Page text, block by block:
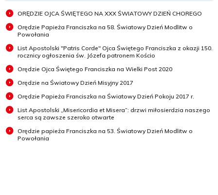
ORĘDZIE OJCA ŚWIĘTEGO NA XXX ŚWIATOWY DZIEŃ CHOREGO
Orędzie Papieża Franciszka na 58. Światowy Dzień Modlitw o
Powołania
List Apostolski "Patris Corde" Ojca Świętego Franciszka z okazji 150.
rocznicy ogłoszenia św. Józefa patronem Kościo
Orędzie Ojca Świętego Franciszka na Wielki Post 2020
Orędzie na Światowy Dzień Misyjny 2017
Orędzie Papieża Franciszka na Światowy Dzień Pokoju 2017 r.
List Apostolski „Misericordia et Misera”: drzwi miłosierdzia naszego
serca są zawsze szeroko otwarte
Orędzie papieża Franciszka na 53. Światowy Dzień Modlitw o
Powołania